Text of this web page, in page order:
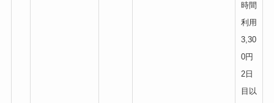
時間
利用
3,30
0円
2日
目以